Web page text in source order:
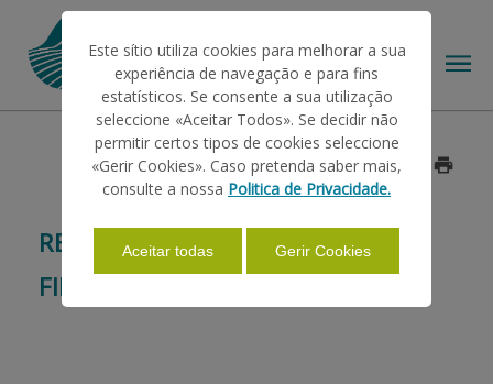
AJUDAS/APOIOS
INFORMAÇÕES
REEMBOLSO DA DISCIPLINA
FINANCEIRA - CAMPANHA 2013
Data: 2015/10/17
Este sítio utiliza cookies para melhorar a sua
experiência de navegação e para fins
estatísticos. Se consente a sua utilização
seleccione «Aceitar Todos». Se decidir não
permitir certos tipos de cookies seleccione
«Gerir Cookies». Caso pretenda saber mais,
consulte a nossa Politica de Privacidade.
Aceitar todas Gerir Cookies